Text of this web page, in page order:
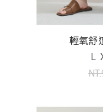
輕氧舒
L